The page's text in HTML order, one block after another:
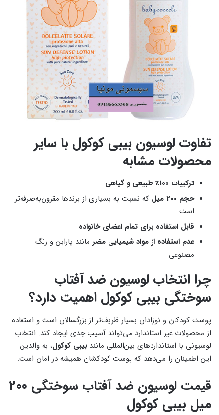
تفاوت لوسیون بیبی کوکول با سایر
محصولات مشابه
ترکیبات 100٪ طبیعی و گیاهی
حجم 200 میل
که نسبت به بسیاری از برندها مقرون‌به‌صرفه‌تر
است
قابل استفاده برای تمام اعضای خانواده
عدم استفاده از مواد شیمیایی مضر مانند پارابن و رنگ
مصنوعی
چرا انتخاب لوسیون ضد آفتاب
سوختگی بیبی کوکول اهمیت دارد؟
پوست کودکان و نوزادان بسیار ظریف‌تر از بزرگسالان است و استفاده
از محصولات غیر استاندارد می‌تواند آسیب جدی ایجاد کند. انتخاب
لوسیونی با استانداردهای بین‌المللی مانند بیبی کوکول، به والدین
این اطمینان را می‌دهد که پوست کودکشان همیشه در امان است.
قیمت لوسیون ضد آفتاب سوختگی 200
میل بیبی کوکول